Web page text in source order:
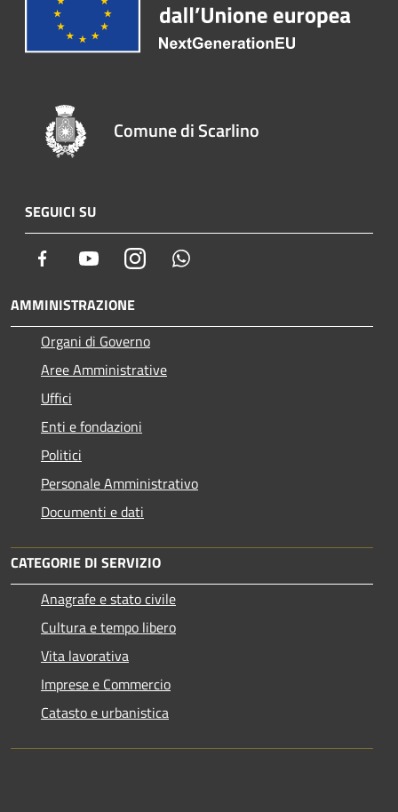
Comune di Scarlino
SEGUICI SU
Facebook YoutubeInstagram
AMMINISTRAZIONE
Organi di Governo
Aree Amministrative
Uffici
Enti e fondazioni
Politici
Personale Amministrativo
Documenti e dati
CATEGORIE DI SERVIZIO
Anagrafe e stato civile
Cultura e tempo libero
Vita lavorativa
Imprese e Commercio
Catasto e urbanistica